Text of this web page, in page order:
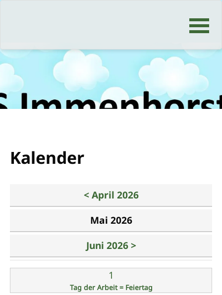
Navigation
überspringen
Kalender
< April 2026
Mai 2026
Juni 2026 >
1
Tag der Arbeit = Feiertag